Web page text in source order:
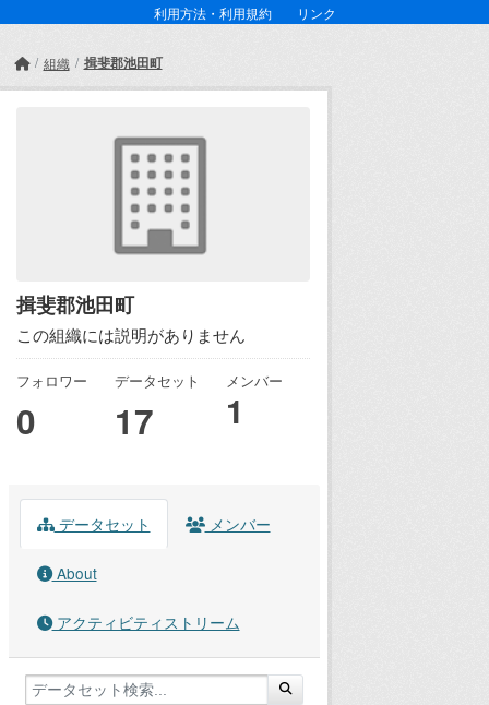
利用方法・利用規約 リンク
組織 揖斐郡池田町
揖斐郡池田町
この組織には説明がありません
フォロワー
0
データセット
17
メンバー
1
データセット メンバー
About
アクティビティストリーム